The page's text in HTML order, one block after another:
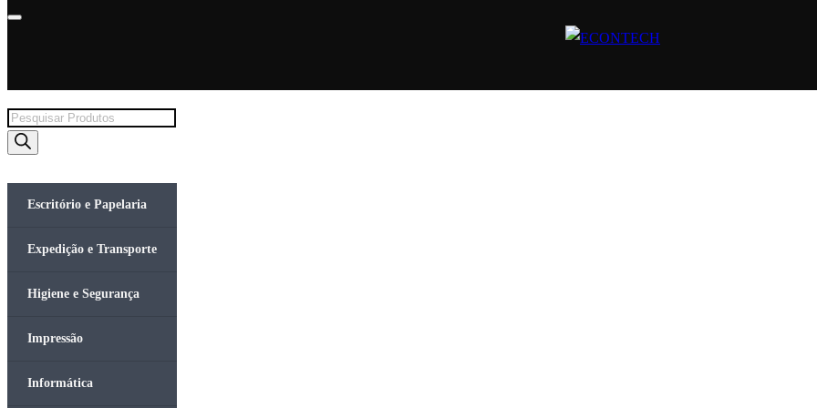
Products
search
Escritório e Papelaria
Expedição e Transporte
Higiene e Segurança
Impressão
Informática